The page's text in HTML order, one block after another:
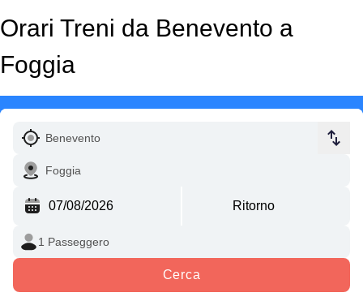
Orari Treni da Benevento a
Foggia
Cerca